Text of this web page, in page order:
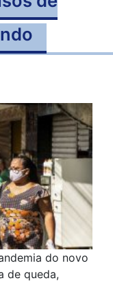
do novo
de queda,